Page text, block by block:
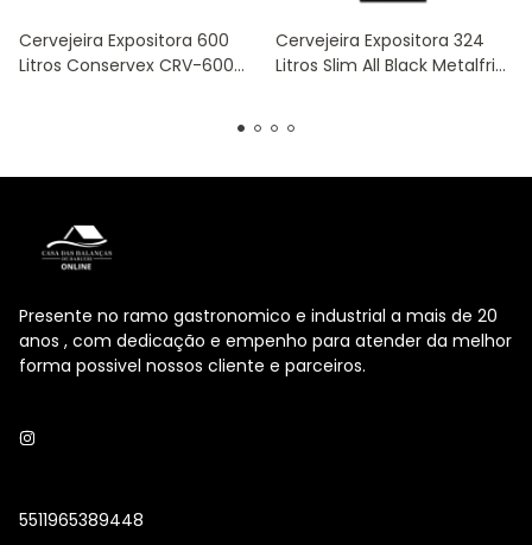
Cervejeira Expositora 600
Litros Conservex CRV-600
Cervejeira Expositora 324
Litros Slim All Black Metalfrio
Presente no ramo gastronomico e industrial a mais de 20
anos , com dedicação e empenho para atender da melhor
forma possivel nossos cliente e parceiros.
5511965389448